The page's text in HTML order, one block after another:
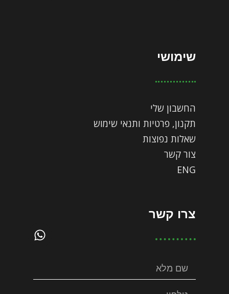
שימושי
החשבון שלי
תקנון, פרטיות ותנאי שימוש
שאלות נפוצות
צור קשר
ENG
צרו קשר